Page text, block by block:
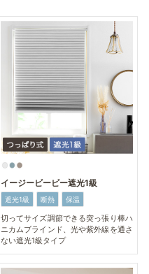
イージービービー遮光1級
遮光1級 断熱 保温
切ってサイズ調節できる突っ張り棒ハ
ニカムブラインド、光や紫外線を通さ
ない遮光1級タイプ